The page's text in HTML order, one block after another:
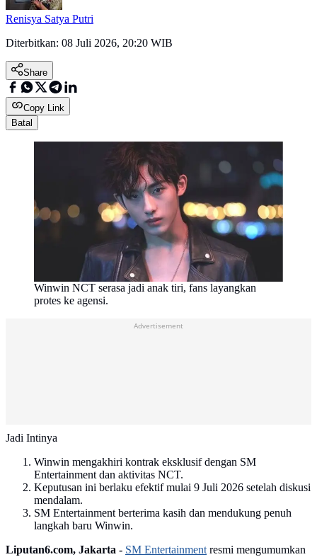
Renisya Satya Putri
Diterbitkan: 08 Juli 2026, 20:20 WIB
Share
Copy Link
Batal
Winwin NCT serasa jadi anak tiri, fans layangkan
protes ke agensi.
Advertisement
Jadi Intinya
Winwin mengakhiri kontrak eksklusif dengan SM
Entertainment dan aktivitas NCT.
Keputusan ini berlaku efektif mulai 9 Juli 2026 setelah diskusi
mendalam.
SM Entertainment berterima kasih dan mendukung penuh
langkah baru Winwin.
Liputan6.com, Jakarta - SM Entertainmentresmi mengumumkan